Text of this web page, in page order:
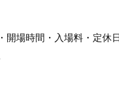
場時間・入場料・定休